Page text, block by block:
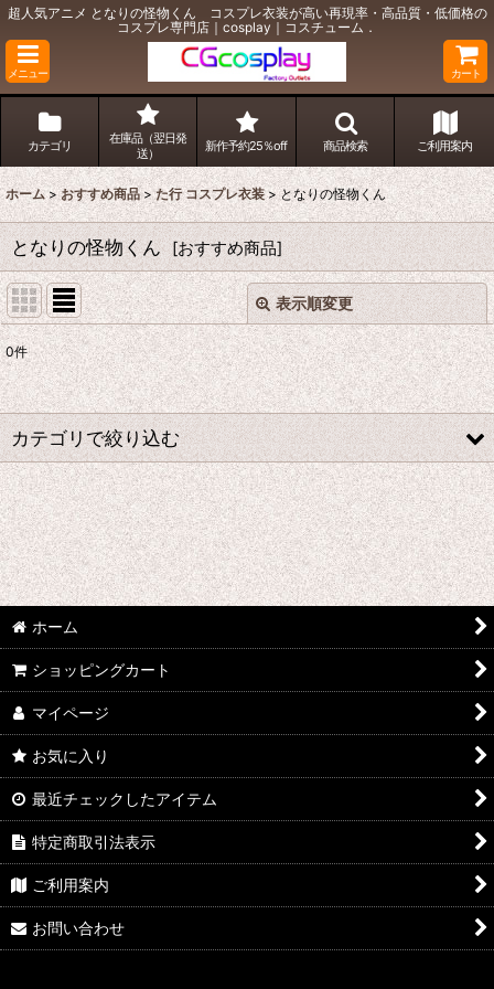
超人気アニメ となりの怪物くん コスプレ衣装が高い再現率・高品質・低価格の
コスプレ専門店｜cosplay｜コスチューム．
メニュー カート
カテゴリ
在庫品（翌日発
送）
新作予約25％off 商品検索 ご利用案内
ホーム > おすすめ商品 > た行 コスプレ衣装 > となりの怪物くん
となりの怪物くん [おすすめ商品]
表示順変更
表示数:
並び順:
絞り込む
閉じる
0件
カテゴリで絞り込む
た行 コスプレ衣装 (全商品)
刀剣乱舞
デュラララ!!
東方Projectシリーズ
東京喰種トーキョーグール
超時空要塞マクロス
テラフォーマーズ
トリニティセブン
DRAMAtical Murder
ホーム
ショッピングカート
マイページ
お気に入り
最近チェックしたアイテム
特定商取引法表示
ご利用案内
お問い合わせ